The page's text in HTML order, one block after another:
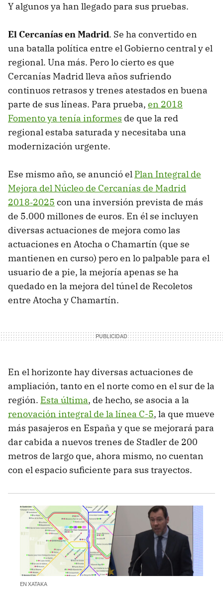
Y algunos ya han llegado para sus pruebas.
El Cercanías en Madrid. Se ha convertido en
una batalla política entre el Gobierno central y el
regional. Una más. Pero lo cierto es que
Cercanías Madrid lleva años sufriendo
continuos retrasos y trenes atestados en buena
parte de sus líneas. Para prueba, en 2018
Fomento ya tenía informes de que la red
regional estaba saturada y necesitaba una
modernización urgente.
Ese mismo año, se anunció el Plan Integral de
Mejora del Núcleo de Cercanías de Madrid
2018‑2025 con una inversión prevista de más
de 5.000 millones de euros. En él se incluyen
diversas actuaciones de mejora como las
actuaciones en Atocha o Chamartín (que se
mantienen en curso) pero en lo palpable para el
usuario de a pie, la mejoría apenas se ha
quedado en la mejora del túnel de Recoletos
entre Atocha y Chamartín.
En el horizonte hay diversas actuaciones de
ampliación, tanto en el norte como en el sur de la
región. Esta última, de hecho, se asocia a la
renovación integral de la línea C-5, la que mueve
más pasajeros en España y que se mejorará para
dar cabida a nuevos trenes de Stadler de 200
metros de largo que, ahora mismo, no cuentan
con el espacio suficiente para sus trayectos.
EN XATAKA